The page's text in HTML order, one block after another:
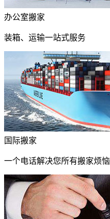
办公室搬家
装箱、运输一站式服务
国际搬家
一个电话解决您所有搬家烦恼